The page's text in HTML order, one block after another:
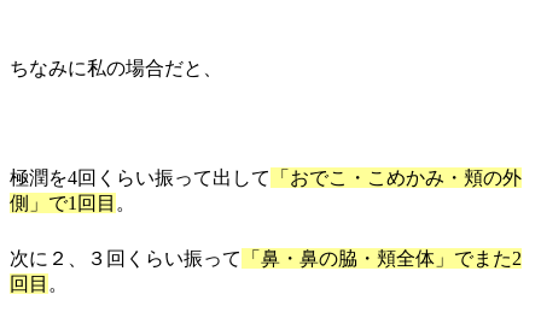
ちなみに私の場合だと、
極潤を4回くらい振って出して
「おでこ・こめかみ・頬の外
側」で1回目 。
次に２、３回くらい振って
「鼻・鼻の脇・頬全体」でまた2
回目 。